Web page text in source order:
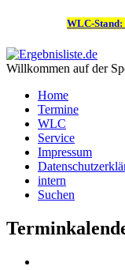
WLC-Stand:
Willkommen auf der
Home
Termine
WLC
Service
Impressum
intern
Suchen